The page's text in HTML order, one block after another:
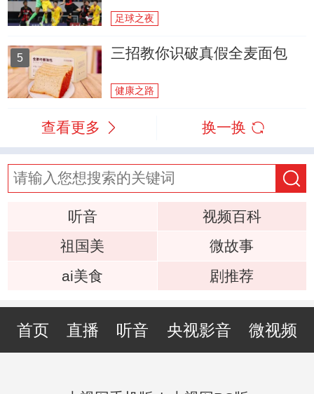
足球之夜
5 三招教你识破真假全麦面包
健康之路
查看更多 换一换
听音
视频百科
祖国美
微故事
ai美食
剧推荐
首页 直播 听音 央视影音 微视频